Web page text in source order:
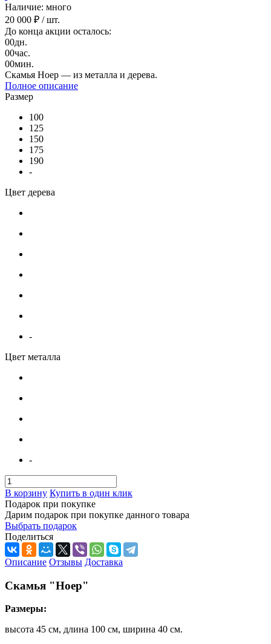
Наличие: много
20 000 ₽ / шт.
До конца акции осталось:
00дн.
00час.
00мин.
Скамья Ноер — из металла и дерева.
Полное описание
Размер
100
125
150
175
190
-
Цвет дерева
-
Цвет металла
-
В корзину Купить в один клик
Подарок при покупке
Дарим подарок при покупке данного товара
Выбрать подарок
Поделиться
Описание Отзывы Доставка
Скамья "Ноер"
Размеры:
высота 45 см, длина 100 см, ширина 40 см.